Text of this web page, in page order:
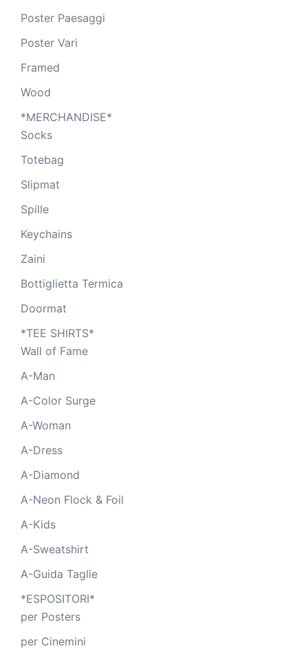
Poster Paesaggi
Poster Vari
Framed
Wood
*MERCHANDISE*
Socks
Totebag
Slipmat
Spille
Keychains
Zaini
Bottiglietta Termica
Doormat
*TEE SHIRTS*
Wall of Fame
A-Man
A-Color Surge
A-Woman
A-Dress
A-Diamond
A-Neon Flock & Foil
A-Kids
A-Sweatshirt
A-Guida Taglie
*ESPOSITORI*
per Posters
per Cinemini